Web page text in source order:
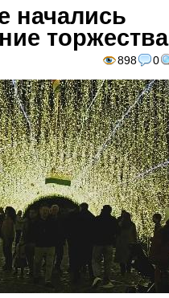
начались
торжества
898 0